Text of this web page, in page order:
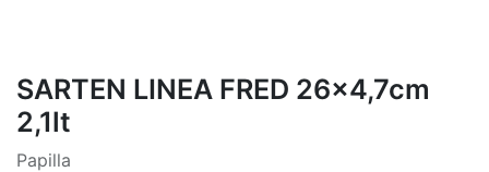
SARTEN LINEA FRED 26x4,7cm
2,1lt
Papilla